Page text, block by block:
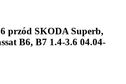
przód SKODA Superb,
B6, B7 1.4-3.6 04.04-